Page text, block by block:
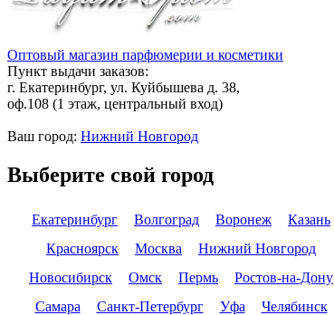
Оптовый магазин парфюмерии и косметики
Пункт выдачи заказов:
г. Екатеринбург, ул. Куйбышева д. 38,
оф.108 (1 этаж, центральный вход)
Ваш город: Нижний Новгород
Выберите свой город
Екатеринбург Волгоград Воронеж
Казань
Красноярск
Москва
Нижний Новгород
Новосибирск
Омск Пермь
Ростов-на-Дону
Самара
Санкт-Петербург Уфа
Челябинск